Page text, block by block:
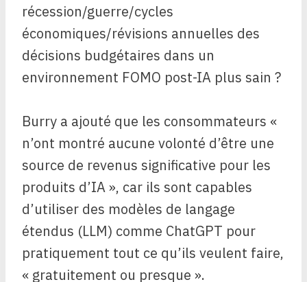
récession/guerre/cycles
économiques/révisions annuelles des
décisions budgétaires dans un
environnement FOMO post-IA plus sain ?
Burry a ajouté que les consommateurs «
n’ont montré aucune volonté d’être une
source de revenus significative pour les
produits d’IA », car ils sont capables
d’utiliser des modèles de langage
étendus (LLM) comme ChatGPT pour
pratiquement tout ce qu’ils veulent faire,
« gratuitement ou presque ».